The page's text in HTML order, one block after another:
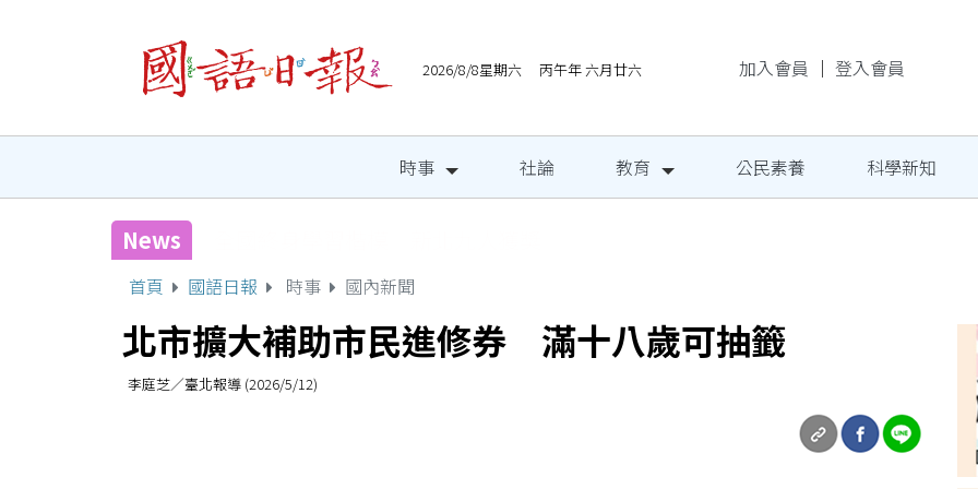
2026/8/8星期六 丙午年 六月廿六 加入會員 ｜ 登入會員
時事 社論 教育 公民素養 科學新知
News
首頁 國語日報 時事 國內新聞
北市擴大補助市民進修券 滿十八歲可抽籤
李庭芝／臺北報導 (2026/5/12)